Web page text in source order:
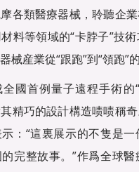
各類醫療器械，聆聽企
料等領域的“卡脖子”技
械産業從“跟跑”到“領跑”
國首例量子遠程手術的
精巧的設計構造啧啧稱奇
：“這裏展示的不隻是
完整故事。”作爲全球